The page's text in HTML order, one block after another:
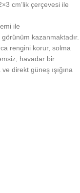
cm’lik çerçevesi ile
ile
kazanmaktadır.
rengini korur, solma
havadar bir
direkt güneş ışığına